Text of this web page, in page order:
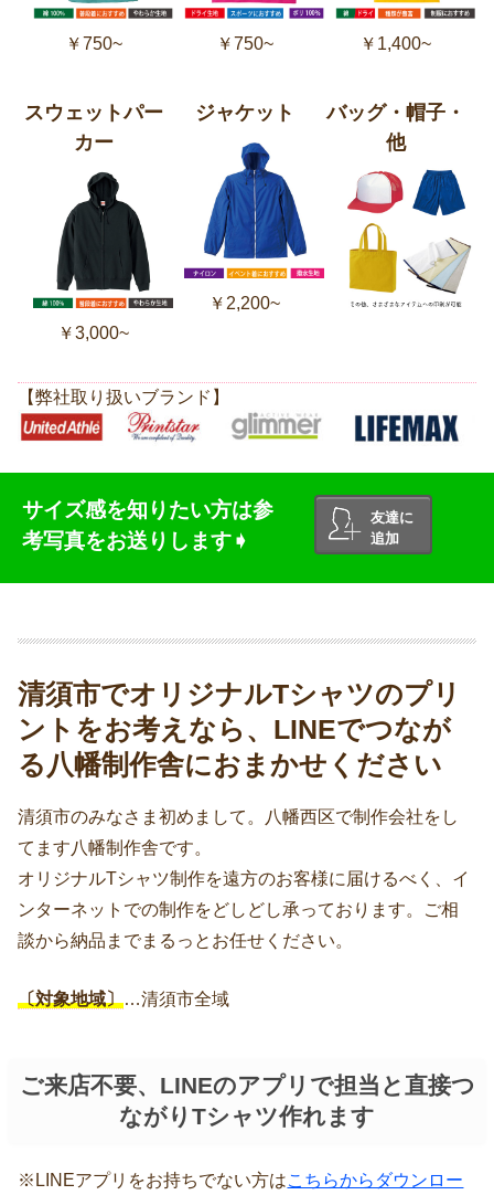
￥750~ ￥750~ ￥1,400~
スウェットパー
カー
￥3,000~
ジャケット
￥2,200~
バッグ・帽子・
他
【弊社取り扱いブランド】
サイズ感を知りたい方は参
考写真をお送りします➧
友達に
追加
清須市でオリジナルTシャツのプリ
ントをお考えなら、LINEでつなが
る八幡制作舎におまかせください
清須市のみなさま初めまして。八幡西区で制作会社をし
てます八幡制作舎です。
オリジナルTシャツ制作を遠方のお客様に届けるべく、イ
ンターネットでの制作をどしどし承っております。ご相
談から納品までまるっとお任せください。
〔対象地域〕 …清須市全域
ご来店不要、LINEのアプリで担当と直接つ
ながりTシャツ作れます
※LINEアプリをお持ちでない方はこちらからダウンロー